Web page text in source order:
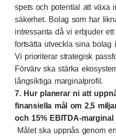
spets och potential att växa
säkerhet. Bolag som har
intressanta då vi erbjuder
fortsätta utveckla sina bolag
Vi prioriterar strategisk
Förvärv ska stärka
långsiktiga marginalprofil.
7. Hur planerar ni att
finansiella mål om 2,5
och 15% EBITDA-marginal
Målet ska uppnås genom